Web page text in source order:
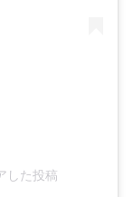
した投稿